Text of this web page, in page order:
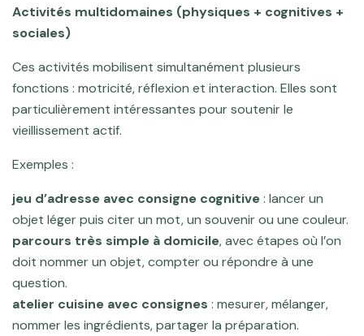
Activités multidomaines (physiques + cognitives +
sociales)
Ces activités mobilisent simultanément plusieurs
fonctions : motricité, réflexion et interaction. Elles sont
particulièrement intéressantes pour soutenir le
vieillissement actif.
Exemples :
jeu d’adresse avec consigne cognitive: lancer un
objet léger puis citer un mot, un souvenir ou une couleur.
parcours très simple à domicile, avec étapes où l’on
doit nommer un objet, compter ou répondre à une
question.
atelier cuisine avec consignes : mesurer, mélanger,
nommer les ingrédients, partager la préparation.